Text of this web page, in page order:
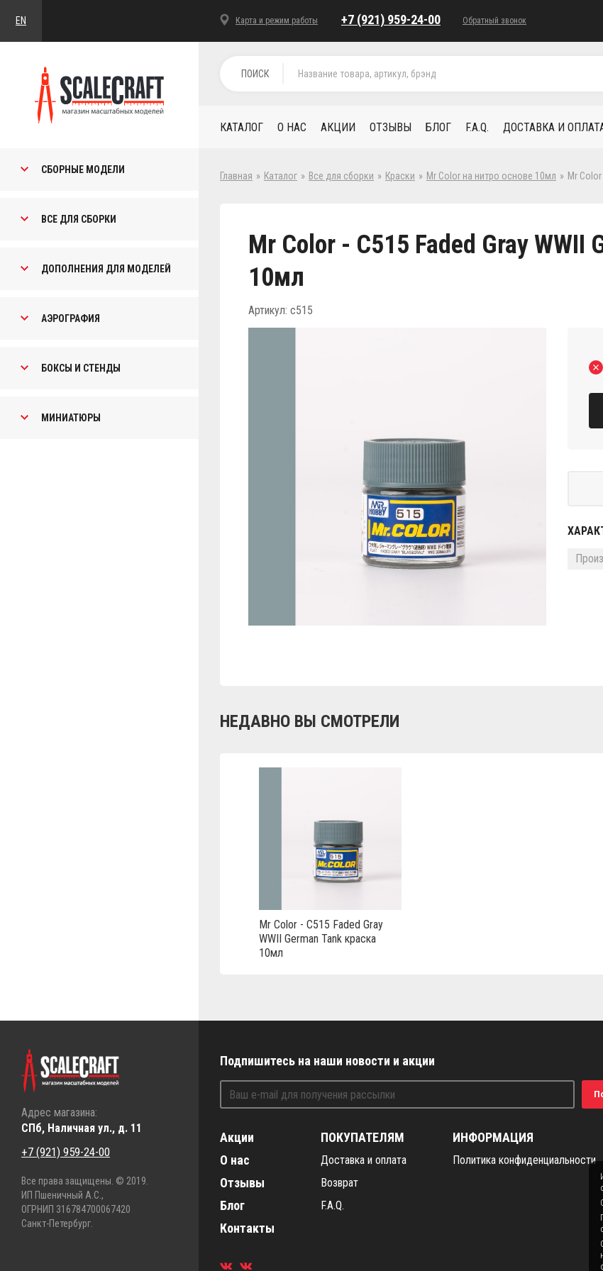
EN Карта и режим работы +7 (921) 959-24-00 Обратный звонок
СБОРНЫЕ МОДЕЛИ
ВСЕ ДЛЯ СБОРКИ
ДОПОЛНЕНИЯ ДЛЯ МОДЕЛЕЙ
АЭРОГРАФИЯ
БОКСЫ И СТЕНДЫ
МИНИАТЮРЫ
ПОИСК
КАТАЛОГ О НАС АКЦИИ ОТЗЫВЫ БЛОГ F.A.Q. ДОСТАВКА И
Главная » Каталог » Все для сборки » Краски » Mr Color на нитро основе 10мл » Mr
Mr Color - C515 Faded Gray WWII
10мл
Артикул: c515
НЕДАВНО ВЫ СМОТРЕЛИ
Mr Color - C515 Faded Gray
WWII German Tank краска
10мл
Адрес магазина:
СПб, Наличная ул., д. 11
+7 (921) 959-24-00
Все права защищены. © 2019.
ИП Пшеничный А.С.,
ОГРНИП 316784700067420
Санкт-Петербург.
Подпишитесь на наши новости и акции
Акции
О нас
Отзывы
Блог
Контакты
ПОКУПАТЕЛЯМ
Доставка и оплата
Возврат
F.A.Q.
ИНФОРМАЦИЯ
Политика конфиденциальности